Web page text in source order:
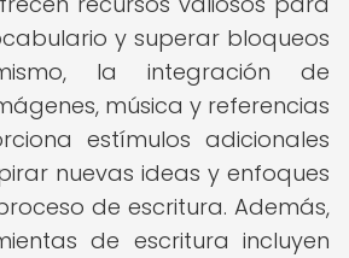
y superar bloqueos
la integración de
música y referencias
estímulos adicionales
nuevas ideas y enfoques
de escritura. Además,
de escritura incluyen